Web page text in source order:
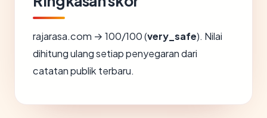
rajarasa.com → 100/100 (very_safe). Nilai
dihitung ulang setiap penyegaran dari
catatan publik terbaru.